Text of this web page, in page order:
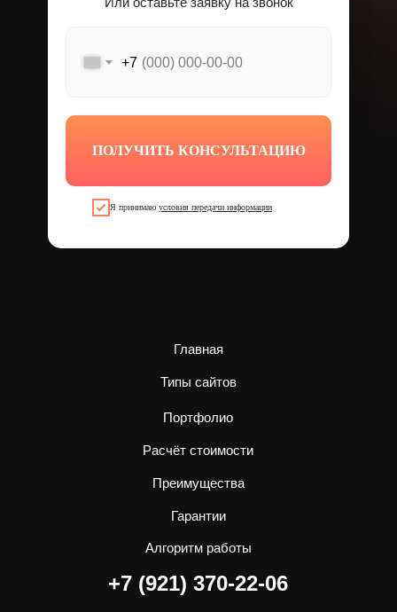
Я принимаю условия передачи информации
+7
ПОЛУЧИТЬ КОНСУЛЬТАЦИЮ
Типы сайтов
Портфолио
Расчёт стоимости
Преимущества
Гарантии
+7 (921) 370-22-06
Главная
Алгоритм работы